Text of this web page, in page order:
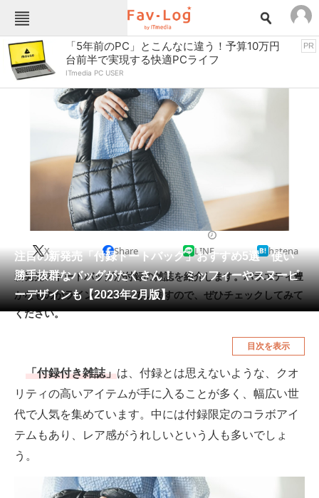
Fav-Logカテゴリー一覧
TOP アウトドア用品
インテリア・収納 おもちゃ・ホビー
キッチン家電
ゲーム
コンテンツ・サービス スイーツ・お菓子
スポーツ・レジャー スマホ・携帯電話
パソコン・タブレット ファッション
ペット 家電
工具・DIY 本・DVD・CD
生活家電 生活用品
腕時計 車・バイク
釣り具・釣り用品 食品・飲料・お酒
食器・グラス・カトラリー
メディア
注目記事を集めた総合ページ
「5年前のPC」とこんなに違う！予算10万円
台前半で実現する快適PCライフ
ITmedia PC USER
PR
注目の新発売「付録トートバッグ」おすすめ5選 使い
勝手抜群なバッグがたくさん！ ミッフィーやスヌーピ
ーデザインも【2023年2月版】
X Share LINE hatena
新発売のトートバッグが付録の雑誌を紹介します。バラエティ豊
かなものがラインアップしていますので、ぜひチェックしてみて
ください。
目次を表示
「付録付き雑誌」は、付録とは思えないような、クオ
リティの高いアイテムが手に入ることが多く、幅広い世
代で人気を集めています。中には付録限定のコラボアイ
テムもあり、レア感がうれしいという人も多いでしょ
う。